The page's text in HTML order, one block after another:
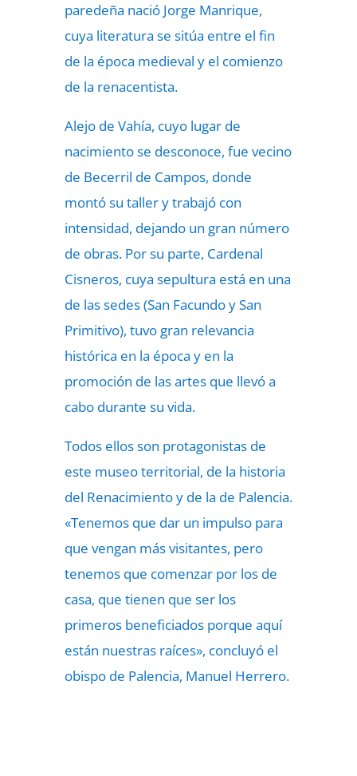
paredeña nació Jorge Manrique,
cuya literatura se sitúa entre el fin
de la época medieval y el comienzo
de la renacentista.
Alejo de Vahía, cuyo lugar de
nacimiento se desconoce, fue vecino
de Becerril de Campos, donde
montó su taller y trabajó con
intensidad, dejando un gran número
de obras. Por su parte, Cardenal
Cisneros, cuya sepultura está en una
de las sedes (San Facundo y San
Primitivo), tuvo gran relevancia
histórica en la época y en la
promoción de las artes que llevó a
cabo durante su vida.
Todos ellos son protagonistas de
este museo territorial, de la historia
del Renacimiento y de la de Palencia.
«Tenemos que dar un impulso para
que vengan más visitantes, pero
tenemos que comenzar por los de
casa, que tienen que ser los
primeros beneficiados porque aquí
están nuestras raíces», concluyó el
obispo de Palencia, Manuel Herrero.